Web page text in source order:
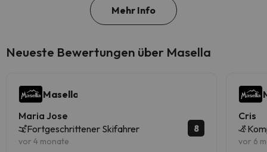
Mehr Info
Neueste Bewertungen über Masella
Masella
Maria Jose
Fortgeschrittener Skifahrer
vor 4 monate
8
Cris
vor 6